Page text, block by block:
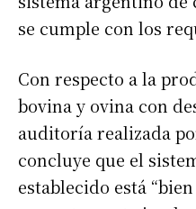
se cumple con los
Con respecto a la
bovina y ovina con
auditoría realizada
concluye que el
establecido está